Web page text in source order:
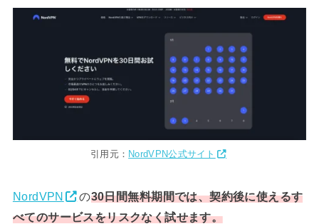
引用元： NordVPN公式サイト
NordVPN の30日間無料期間では、契約後に使えるす
べてのサービスをリスクなく試せます。